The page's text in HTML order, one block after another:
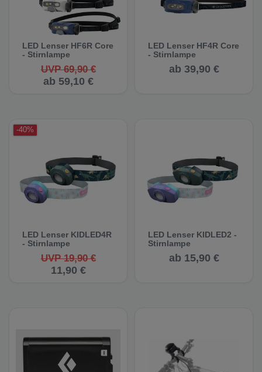
LED Lenser HF6R Core
- Stirnlampe
UVP 69,90 €
ab 59,10 €
LED Lenser HF4R Core
- Stirnlampe
ab 39,90 €
-40%
LED Lenser KIDLED4R
- Stirnlampe
UVP 19,90 €
11,90 €
LED Lenser KIDLED2 -
Stirnlampe
ab 15,90 €